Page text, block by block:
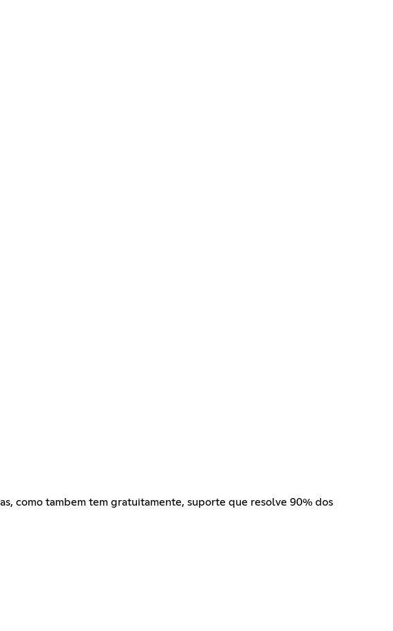
como tambem tem gratuitamente, suporte que resolve 90% dos